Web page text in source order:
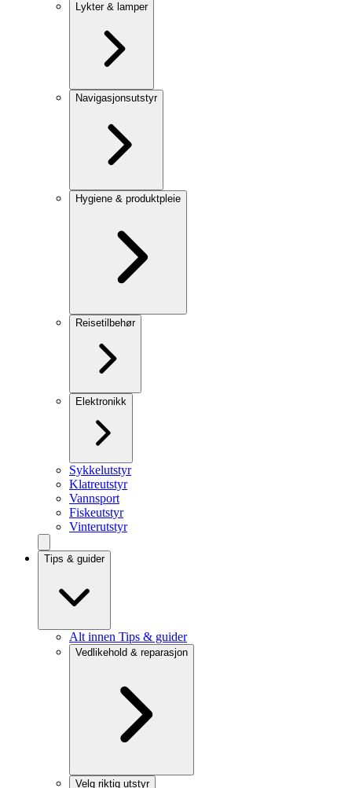
Lykter & lamper
Navigasjonsutstyr
Hygiene & produktpleie
Reisetilbehør
Elektronikk
Sykkelutstyr
Klatreutstyr
Vannsport
Fiskeutstyr
Vinterutstyr
Tips & guider
Alt innen Tips & guider
Vedlikehold & reparasjon
Velg riktig utstyr